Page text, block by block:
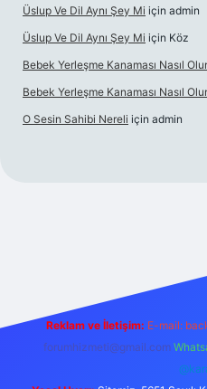
Üslup Ve Dil Aynı Şey Mi için admin
Üslup Ve Dil Aynı Şey Mi için Köz
Bebek Yerleşme Kanaması Nasıl Olur
Bebek Yerleşme Kanaması Nasıl Olur
O Sesin Sahibi Nereli için admin
Reklam ve İletişim: E-mail:
forumhizmeti@gmail.com